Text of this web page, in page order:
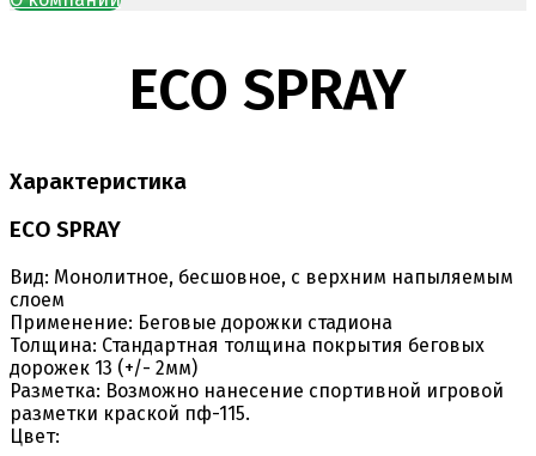
ECO SPRAY
Характеристика
ECO SPRAY
Вид: Монолитное, бесшовное, с верхним напыляемым
слоем
Применение: Беговые дорожки стадиона
Толщина: Стандартная толщина покрытия беговых
дорожек 13 (+/- 2мм)
Разметка: Возможно нанесение спортивной игровой
разметки краской пф-115.
Цвет: